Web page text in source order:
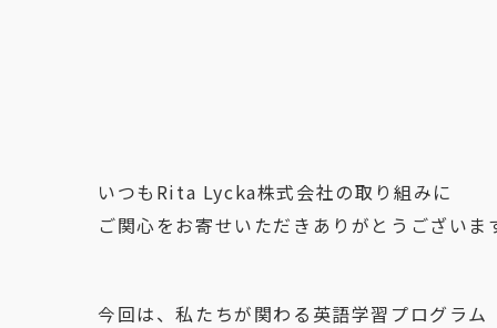
いつもRita Lycka株式会社の取り組みに
ご関心をお寄せいただきありがとうございま
今回は、私たちが関わる英語学習プログラム